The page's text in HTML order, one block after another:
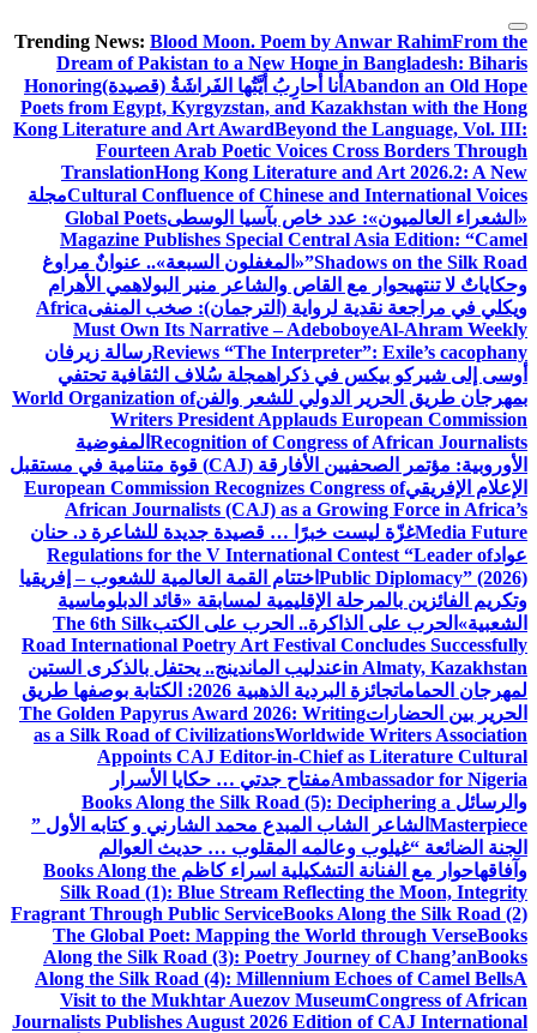
التجاوز
إلى
المحتوى
Trending News: Blood Moon. Poem by Anwar RahimFrom the
Dream of Pakistan to a New Home in Bangladesh: Biharis
Abandon an Old Hope أَنا أُحارِبُ أَيَّتُها الفَراشَةُ (قصيدة)Honoring
Poets from Egypt, Kyrgyzstan, and Kazakhstan with the Hong
Kong Literature and Art AwardBeyond the Language, Vol. III:
Fourteen Arab Poetic Voices Cross Borders Through
TranslationHong Kong Literature and Art 2026.2: A New
Cultural Confluence of Chinese and International Voicesمجلة
«الشعراء العالميون»: عدد خاص بآسيا الوسطىGlobal Poets
Magazine Publishes Special Central Asia Edition: “Camel
Shadows on the Silk Road” «المغفلون السبعة».. عنوانٌ مراوغ
وحكاياتٌ لا تنتهيحوار مع القاص والشاعر منير البولاهمي الأهرام
ويكلي في مراجعة نقدية لرواية (الترجمان): صخب المنفىAfrica
Must Own Its Narrative – AdeboboyeAl-Ahram Weekly
Reviews “The Interpreter”: Exile’s cacophanyرسالة زيرفان
أوسى إلى شيركو بيكس في ذكراهمجلة سُلاف الثقافية تحتفي
بمهرجان طريق الحرير الدولي للشعر والفنWorld Organization of
Writers President Applauds European Commission
Recognition of Congress of African Journalists المفوضية
الأوروبية: مؤتمر الصحفيين الأفارقة (CAJ) قوة متنامية في مستقبل
الإعلام الإفريقيEuropean Commission Recognizes Congress of
African Journalists (CAJ) as a Growing Force in Africa’s
Media Futureغزّة ليست خبرًا … قصيدة جديدة للشاعرة د. حنان
عوادRegulations for the V International Contest “Leader of
Public Diplomacy” (2026) اختتام القمة العالمية للشعوب – إفريقيا
وتكريم الفائزين بالمرحلة الإقليمية لمسابقة «قائد الدبلوماسية
الشعبية» الحرب على الذاكرة.. الحرب على الكتبThe 6th Silk
Road International Poetry Art Festival Concludes Successfully
in Almaty, Kazakhstanعندليب الماندينج.. يحتفل بالذكرى الستين
لمهرجان الحمامات
جائزة البردية الذهبية 2026: الكتابة بوصفها طريق
الحرير بين الحضاراتThe Golden Papyrus Award 2026: Writing
as a Silk Road of CivilizationsWorldwide Writers Association
Appoints CAJ Editor-in-Chief as Literature Cultural
Ambassador for Nigeriaمفتاح جدتي … حكايا الأسرار
والرسائل Books Along the Silk Road (5): Deciphering a
Masterpiece الشاعر الشاب المبدع محمد الشارني و كتابه الأول ”
الجنة الضائعة “غيلوب وعالمه المقلوب … حديث العوالم
وآفاقهاحوار مع الفنانة التشكيلية اسراء كاظم Books Along the
Silk Road (1): Blue Stream Reflecting the Moon, Integrity
Fragrant Through Public ServiceBooks Along the Silk Road (2)
The Global Poet: Mapping the World through VerseBooks
Along the Silk Road (3): Poetry Journey of Chang’anBooks
Along the Silk Road (4): Millennium Echoes of Camel BellsA
Visit to the Mukhtar Auezov MuseumCongress of African
Journalists Publishes August 2026 Edition of CAJ International